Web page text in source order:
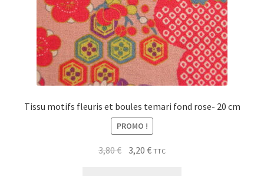
Panier
Plan du site
Possibilité de retrait gratuit
Tissu motifs fleuris et boules temari fond rose- 20 cm
PROMO !
3,80€ Le
3,20€Le
TTC